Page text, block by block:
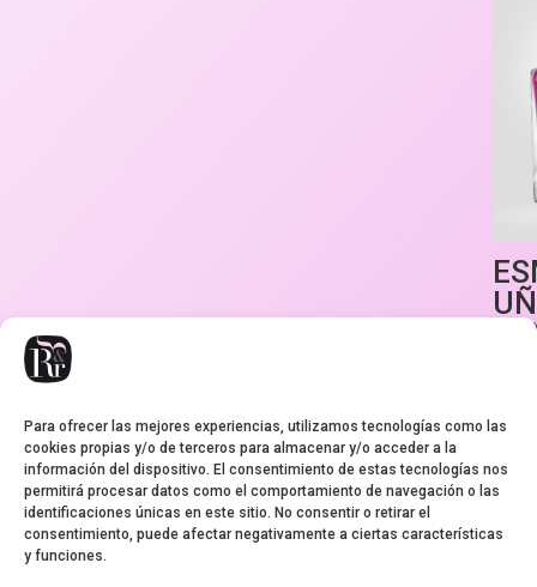
Para ofrecer las mejores experiencias, utilizamos tecnologías como las
cookies propias y/o de terceros para almacenar y/o acceder a la
información del dispositivo. El consentimiento de estas tecnologías nos
permitirá procesar datos como el comportamiento de navegación o las
identificaciones únicas en este sitio. No consentir o retirar el
consentimiento, puede afectar negativamente a ciertas características
y funciones.